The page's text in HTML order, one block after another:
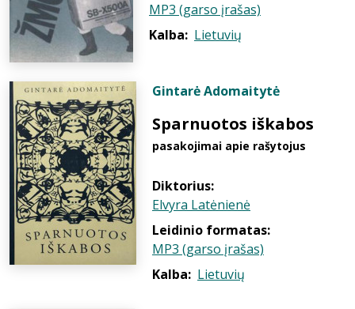
MP3 (garso įrašas)
Kalba: Lietuvių
Gintarė Adomaitytė
Sparnuotos iškabos
pasakojimai apie rašytojus
Diktorius:
Elvyra Latėnienė
Leidinio formatas:
MP3 (garso įrašas)
Kalba: Lietuvių